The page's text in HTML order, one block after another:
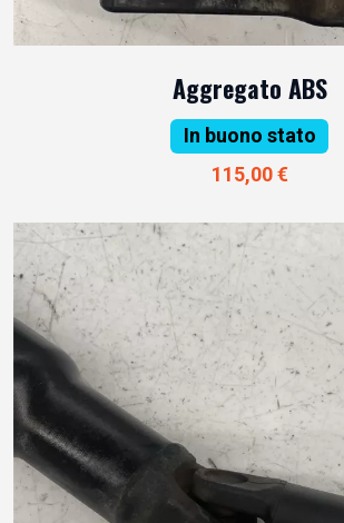
Aggregato ABS
In buono stato
115,00 €